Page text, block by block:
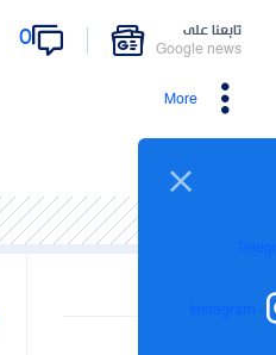
تابعنا على
Google news
0
More
Instagram